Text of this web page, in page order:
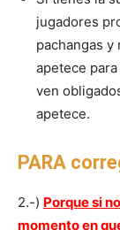
jugadores
pachangas
apetece
ven
apetece.
PARA
2.-) Porque si
momento en